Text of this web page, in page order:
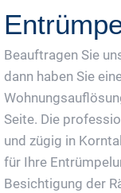
Beauftragen Sie
dann haben Sie
Seite. Die
und zügig in
für Ihre
Besichtigung der